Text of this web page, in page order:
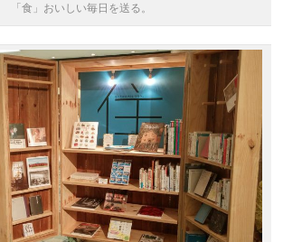
「食」おいしい毎日を送る。